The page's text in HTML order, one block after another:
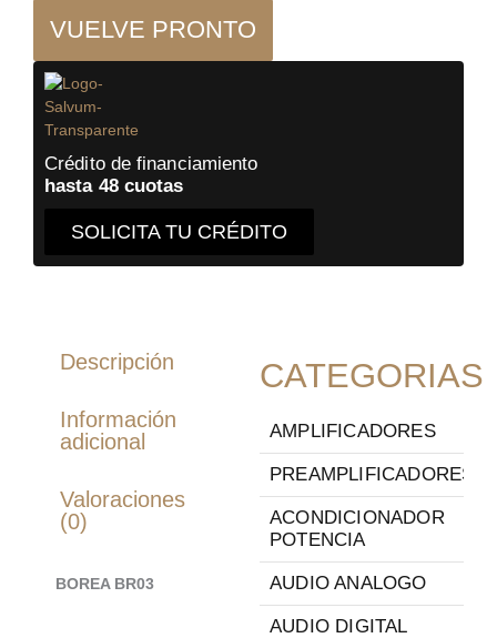
cantidad
VUELVE PRONTO
Crédito de financiamiento
hasta 48 cuotas
SOLICITA TU CRÉDITO
Descripción
Información
adicional
Valoraciones
(0)
BOREA BR03
CATEGORIAS
AMPLIFICADORES
PREAMPLIFICADORES
ACONDICIONADOR
POTENCIA
AUDIO ANALOGO
AUDIO DIGITAL